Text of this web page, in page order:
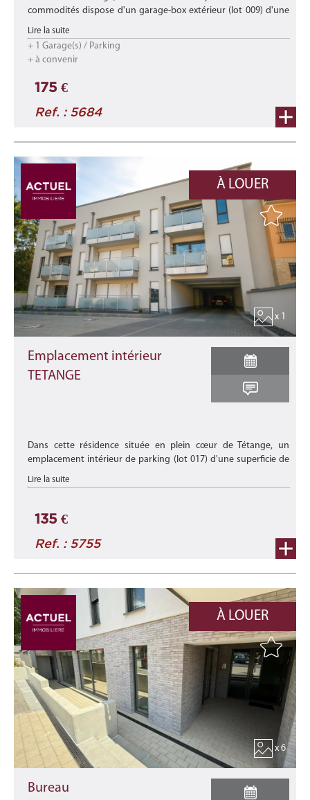
commodités dispose d'un garage-box extérieur (lot 009) d'une
superficie de +/- 17,20 m2.
Disponibilité : de suite
***
Loca ...
Lire la suite
+ 1 Garage(s) / Parking
+ à convenir
175 €
Ref. : 5684
À LOUER
x 1
Emplacement intérieur
TETANGE
Dans cette résidence située en plein cœur de Tétange, un
emplacement intérieur de parking (lot 017) d'une superficie de
+/- 14,30 m2 est disponible à la location.
Lire la suite
135 €
Ref. : 5755
À LOUER
x 6
Bureau